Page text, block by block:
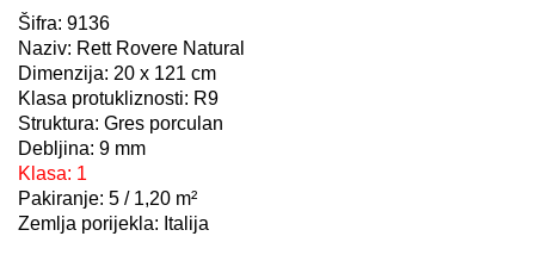
Šifra: 9136
Naziv: Rett Rovere Natural
Dimenzija: 20 x 121 cm
Klasa protukliznosti: R9
Struktura: Gres porculan
Debljina: 9 mm
Klasa: 1
Pakiranje: 5 / 1,20 m²
Zemlja porijekla: Italija